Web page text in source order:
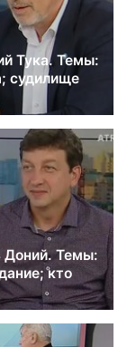
Тука. Темы:
судилище
в ООН.
Доний. Темы:
кто
СМС-